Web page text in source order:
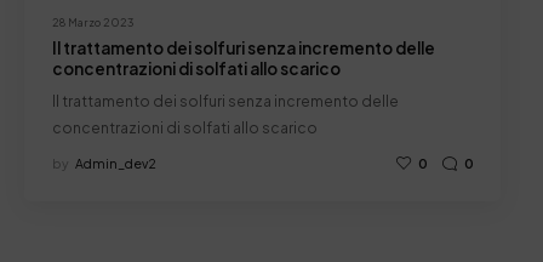
28 Marzo 2023
Il trattamento dei solfuri senza incremento delle
concentrazioni di solfati allo scarico
Il trattamento dei solfuri senza incremento delle
concentrazioni di solfati allo scarico
by Admin_dev2 0 0